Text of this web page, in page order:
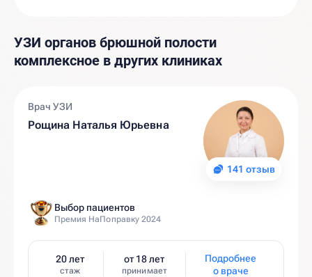
УЗИ органов брюшной полости
комплексное в других клиниках
141 отзыв
Врач УЗИ
Рощина Наталья Юрьевна
Выбор пациентов
Премия НаПоправку 2024
20 лет
стаж
от 18 лет
принимает
Подробнее
о враче